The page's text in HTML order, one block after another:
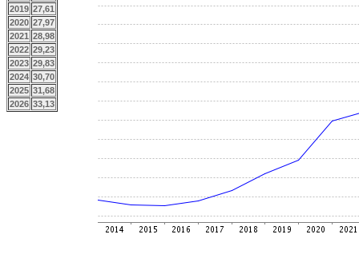
2019 27,61
2020 27,97
2021 28,98
2022 29,23
2023 29,83
2024 30,70
2025 31,68
2026 33,13